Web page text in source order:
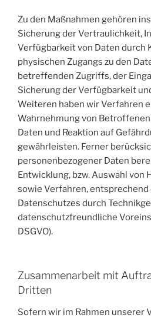
Zu den Maßnahmen gehören
Sicherung der Vertraulichkeit,
Verfügbarkeit von Daten durch
physischen Zugangs zu den
betreffenden Zugriffs, der
Sicherung der Verfügbarkeit
Weiteren haben wir Verfahren
Wahrnehmung von
Daten und Reaktion auf
gewährleisten. Ferner
personenbezogener Daten
Entwicklung, bzw. Auswahl von
sowie Verfahren, entsprechend
Datenschutzes durch
datenschutzfreundliche
DSGVO).
Zusammenarbeit mit
Dritten
Sofern wir im Rahmen unserer